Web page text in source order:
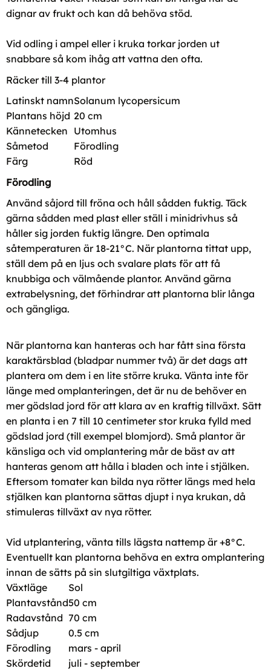
dignar av frukt och kan då behöva stöd.
Vid odling i ampel eller i kruka torkar jorden ut
snabbare så kom ihåg att vattna den ofta.
Räcker till 3-4 plantor
Latinskt namnSolanum lycopersicum
Plantans höjd 20 cm
Kännetecken Utomhus
Såmetod
Förodling
Färg
Röd
Förodling
Använd såjord till fröna och håll sådden fuktig. Täck
gärna sådden med plast eller ställ i minidrivhus så
håller sig jorden fuktig längre. Den optimala
såtemperaturen är 18-21°C. När plantorna tittat upp,
ställ dem på en ljus och svalare plats för att få
knubbiga och välmående plantor. Använd gärna
extrabelysning, det förhindrar att plantorna blir långa
och gängliga.
När plantorna kan hanteras och har fått sina första
karaktärsblad (bladpar nummer två) är det dags att
plantera om dem i en lite större kruka. Vänta inte för
länge med omplanteringen, det är nu de behöver en
mer gödslad jord för att klara av en kraftig tillväxt. Sätt
en planta i en 7 till 10 centimeter stor kruka fylld med
gödslad jord (till exempel blomjord). Små plantor är
känsliga och vid omplantering mår de bäst av att
hanteras genom att hålla i bladen och inte i stjälken.
Eftersom tomater kan bilda nya rötter längs med hela
stjälken kan plantorna sättas djupt i nya krukan, då
stimuleras tillväxt av nya rötter.
Vid utplantering, vänta tills lägsta nattemp är +8°C.
Eventuellt kan plantorna behöva en extra omplantering
innan de sätts på sin slutgiltiga växtplats.
Växtläge
Sol
Plantavstånd50 cm
Radavstånd 70 cm
Sådjup
0.5 cm
Förodling
mars - april
Skördetid
juli - september